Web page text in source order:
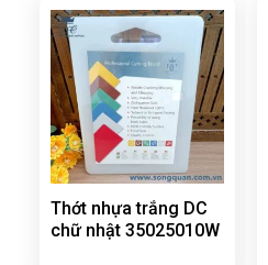
Thớt nhựa trắng DC
chữ nhật 35025010W